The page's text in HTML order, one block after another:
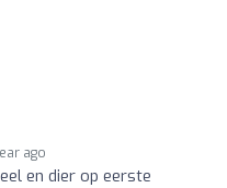
ago
en dier op eerste